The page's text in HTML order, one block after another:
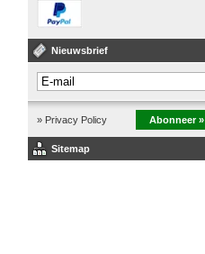
Nieuwsbrief
» Privacy Policy Abonneer »
Sitemap